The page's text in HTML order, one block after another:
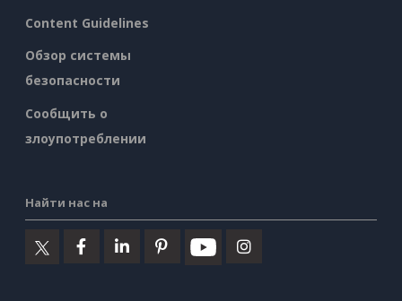
Content Guidelines
Обзор системы
безопасности
Сообщить о
злоупотреблении
Найти нас на